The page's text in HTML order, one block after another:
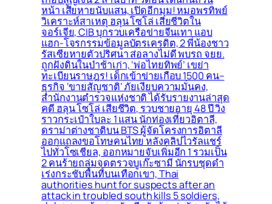
หน้า เสียหายนับแสน, เปิดอีกมุม! หมอพรทิพย์
วิเคราะห์สาเหตุ ฮลุน โซโล่ เสียชีวิตใน
จอร์เจีย, CIB บุกรวบเครือข่ายจีนเทา แอบ
แฮก-โจรกรรมข้อมูลบัตรเครดิต, 2 พี่น้องชาว
รัสเซียหายตัวปริศนา ส่อลางไม่ดี พบรถ จยย.
ถูกฝังดินในป่าช้าเก่า, ‘พ่อไทยทิพย์’ เขย่า
ทะเบียนราษฎร! เด็กเข้าข่ายเกือบ 1500 คน–
ธุรกิจ ‘ขายสัญชาติ’ ภัยเงียบความมั่นคง,
สำนักงานตำรวจแห่งชาติ ได้รับรายงานล่าสุด
คดี ฮลุน โซโล่ เสียชีวิต, รวบชายอายุ 48 ปี วิ่ง
ราวกระเป๋าใบละ 1 แสน นักท่องเที่ยวอิตาลี,
ดราม่าต่างชาติบน BTS ผู้จัดโครงการอิตาลี
ออกแถลงขอโทษคนไทย หลังคลิปไวรัลแชร์
ไปทั่วโซเชียล, ออกหมายจับเพิ่มอีก 1 รวมเป็น
2 คนร้ายถล่มจุดตรวจบูเก๊ะซามี นักรบชุดดำ
เร่งกระชับพื้่นที่บนเทือกเขา, Thai
authorities hunt for suspects after an
attack in troubled south kills 5 soldiers,